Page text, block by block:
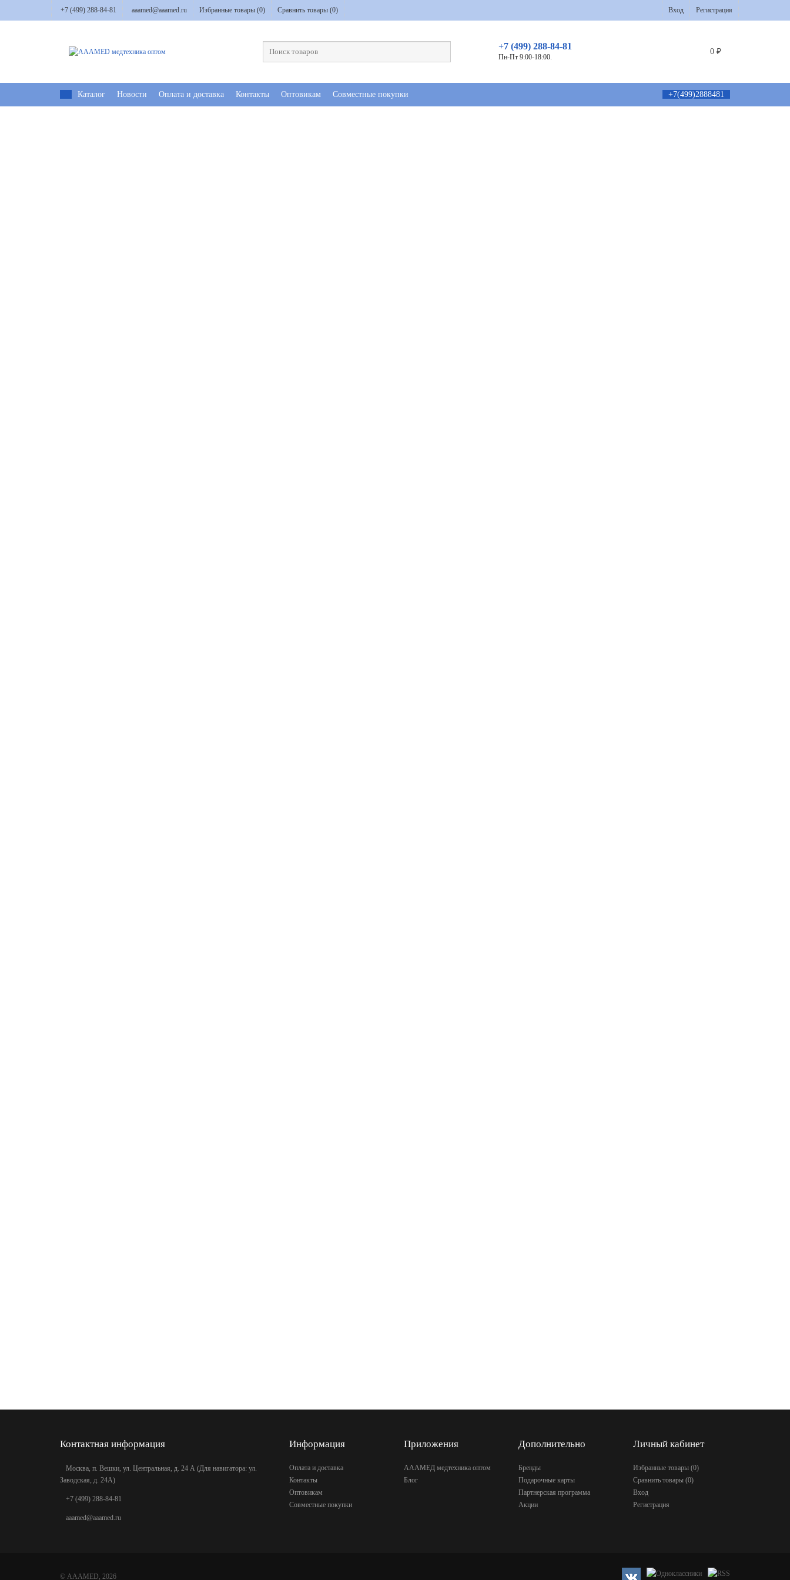
+7 (499) 288-84-81 aaamed@aaamed.ru Избранные товары (0) Сравнить товары (0) Вход Регистрация
+7 (499) 288-84-81
Пн-Пт 9:00-18:00.
0 ₽
Каталог Новости Оплата и доставка Контакты Оптовикам Совместные покупки +7(499)2888481
Контактная информация
Москва, п. Вешки, ул. Центральная, д. 24 А (Для навигатора: ул.
Заводская, д. 24А)
+7 (499) 288-84-81
aaamed@aaamed.ru
Информация
Оплата и доставка
Контакты
Оптовикам
Совместные покупки
Приложения
АААМЕД медтехника оптом
Блог
Дополнительно
Бренды
Подарочные карты
Партнерская программа
Акции
Личный кабинет
Избранные товары (0)
Сравнить товары (0)
Вход
Регистрация
© AAAMED, 2026